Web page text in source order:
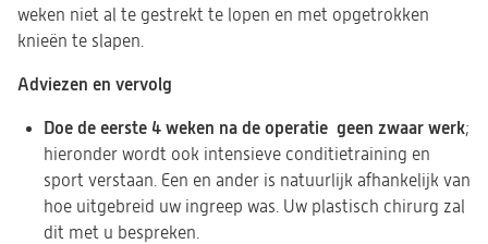
weken niet al te gestrekt te lopen en met opgetrokken
knieën te slapen.
Adviezen en vervolg
Doe de eerste 4 weken na de operatie geen zwaar werk;
hieronder wordt ook intensieve conditietraining en
sport verstaan. Een en ander is natuurlijk afhankelijk van
hoe uitgebreid uw ingreep was. Uw plastisch chirurg zal
dit met u bespreken.